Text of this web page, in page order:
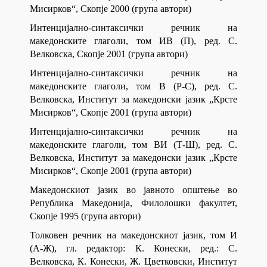
Мисирков“, Скопје 2000 (група автори)
Интенцијално-синтаксички речник на
македонските глаголи, том ИВ (П), ред. С.
Велковска, Скопје 2001 (група автори)
Интенцијално-синтаксички речник на
македонските глаголи, том В (Р-С), ред. С.
Велковска, Институт за македонски јазик „Крсте
Мисирков“, Скопје 2001 (група автори)
Интенцијално-синтаксички речник на
македонските глаголи, том ВИ (Т-Ш), ред. С.
Велковска, Институт за македонски јазик „Крсте
Мисирков“, Скопје 2001 (група автори)
Македонскиот јазик во јавното општење во
Република Македонија, Филолошки факултет,
Скопје 1995 (група автори)
Толковен речник на македонскиот јазик, том И
(А-Ж), гл. редактор: К. Конески, ред.: С.
Велковска, К. Конески, Ж. Цветковски, Институт